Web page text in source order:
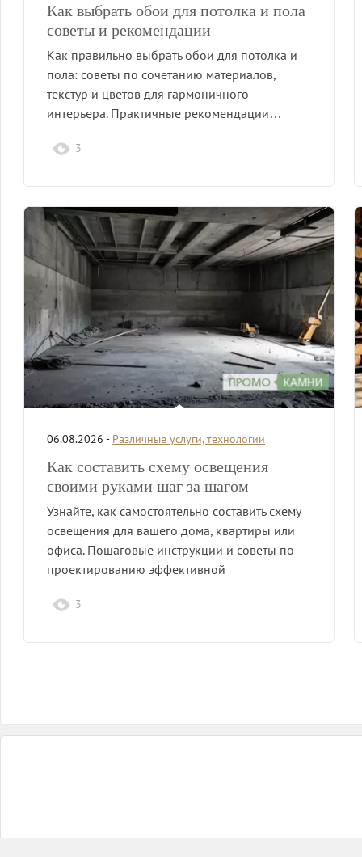
Как выбрать обои для потолка и пола
советы и рекомендации
Как правильно выбрать обои для потолка и
пола: советы по сочетанию материалов,
текстур и цветов для гармоничного
интерьера. Практичные рекомендации…
3
06.08.2026 - Различные услуги, технологии
Как составить схему освещения
своими руками шаг за шагом
Узнайте, как самостоятельно составить схему
освещения для вашего дома, квартиры или
офиса. Пошаговые инструкции и советы по
проектированию эффективной
3